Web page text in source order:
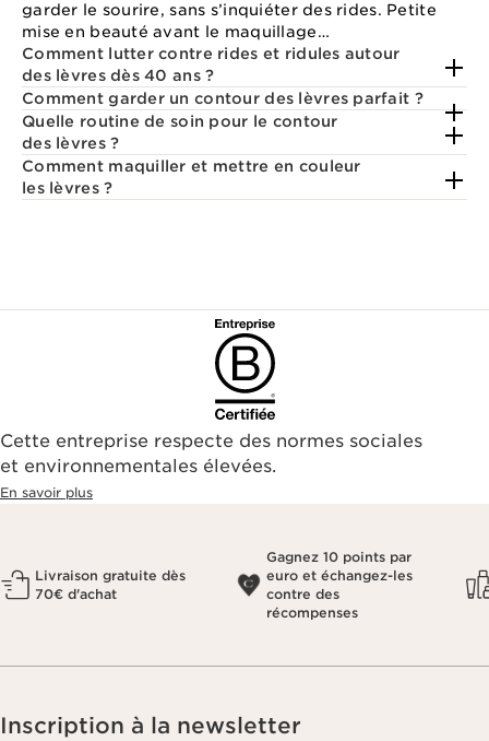
garder le sourire, sans s’inquiéter des rides. Petite
mise en beauté avant le maquillage…
Comment lutter contre rides et ridules autour
des lèvres dès 40 ans ?
Comment garder un contour des lèvres parfait ?
Quelle routine de soin pour le contour
des lèvres ?
Comment maquiller et mettre en couleur
les lèvres ?
Cette entreprise respecte des normes sociales
et environnementales élevées.
En savoir plus
Livraison gratuite dès
70€ d'achat
Gagnez 10 points par
euro et échangez-les
contre des
récompenses
Inscription à la newsletter